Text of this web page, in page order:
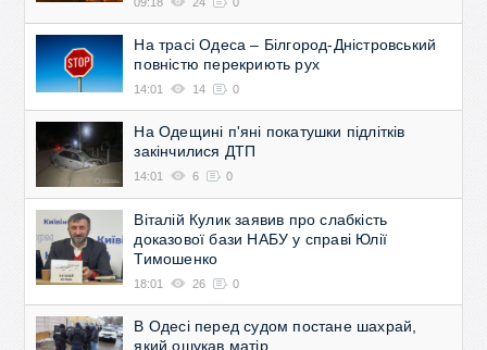
На трасі Одеса – Білгород-Дністровський
повністю перекриють рух
14:01 14 0
На Одещині п'яні покатушки підлітків
закінчилися ДТП
14:01 6 0
Віталій Кулик заявив про слабкість
доказової бази НАБУ у справі Юлії
Тимошенко
18:01 26 0
В Одесі перед судом постане шахрай,
який ошукав матір